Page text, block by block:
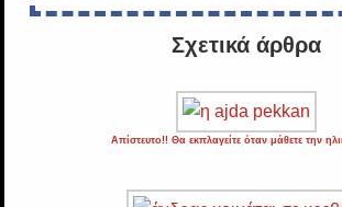
Σχετικά άρθρα
Απίστευτο!! Θα εκπλαγείτε όταν μάθετε την